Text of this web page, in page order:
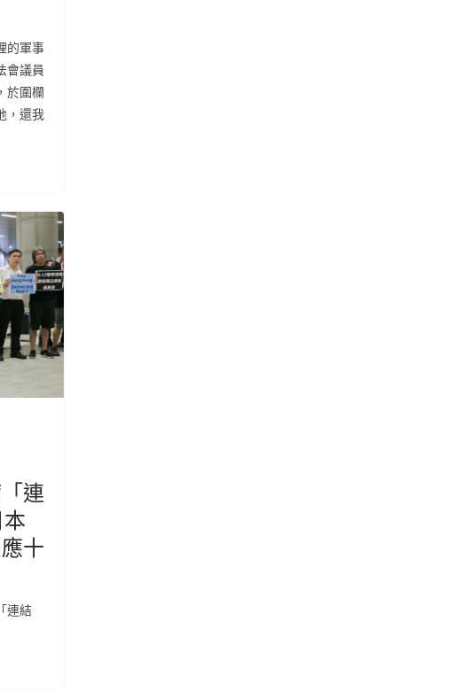
的軍事
會議員
於圍欄
，還我
連
十
連結